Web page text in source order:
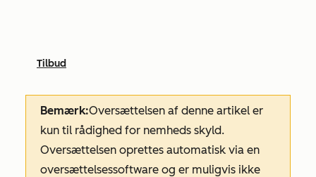
Tilbud
Bemærk:Oversættelsen af denne artikel er
kun til rådighed for nemheds skyld.
Oversættelsen oprettes automatisk via en
oversættelsessoftware og er muligvis ikke